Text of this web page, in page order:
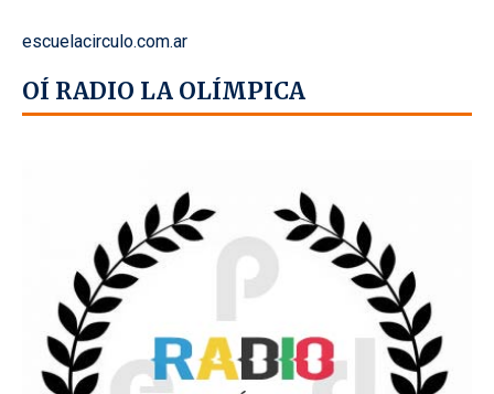
escuelacirculo.com.ar
OÍ RADIO LA OLÍMPICA